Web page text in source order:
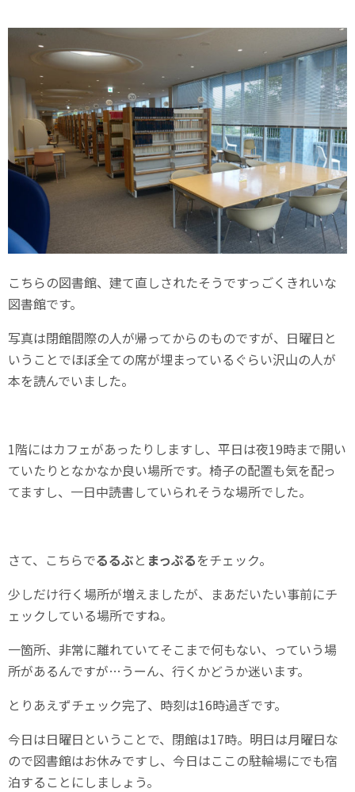
こちらの図書館、建て直しされたそうですっごくきれいな
図書館です。
写真は閉館間際の人が帰ってからのものですが、日曜日と
いうことでほぼ全ての席が埋まっているぐらい沢山の人が
本を読んでいました。
1階にはカフェがあったりしますし、平日は夜19時まで開い
ていたりとなかなか良い場所です。椅子の配置も気を配っ
てますし、一日中読書していられそうな場所でした。
さて、こちらでるるぶと まっぷるをチェック。
少しだけ行く場所が増えましたが、まあだいたい事前にチ
ェックしている場所ですね。
一箇所、非常に離れていてそこまで何もない、っていう場
所があるんですが…うーん、行くかどうか迷います。
とりあえずチェック完了、時刻は16時過ぎです。
今日は日曜日ということで、閉館は17時。明日は月曜日な
ので図書館はお休みですし、今日はここの駐輪場にでも宿
泊することにしましょう。